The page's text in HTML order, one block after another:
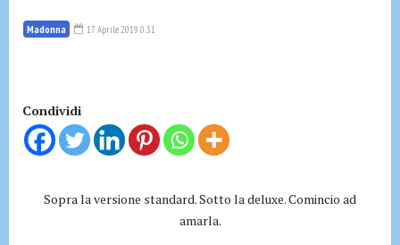
v
i
t
o
Madonna 17 Aprile 2019 0:31
Condividi
Sopra la versione standard. Sotto la deluxe. Comincio ad
amarla.